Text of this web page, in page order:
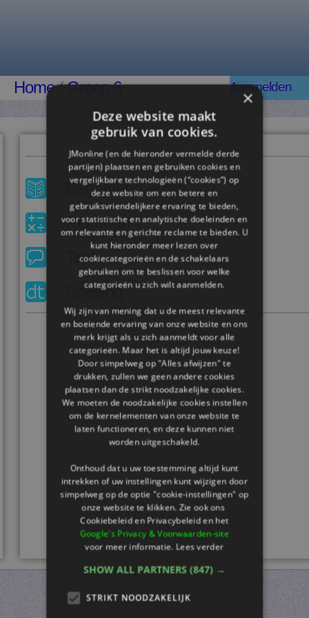
Home/Groep 6 Aanmelden
Begrijpend lezen
Rekenen
Taal
Spelling
×
Deze website maakt
gebruik van cookies.
JMonline (en de hieronder vermelde derde
partijen) plaatsen en gebruiken cookies en
vergelijkbare technologieën (“cookies”) op
deze website om een ​​betere en
gebruiksvriendelijkere ervaring te bieden,
voor statistische en analytische doeleinden en
om relevante en gerichte reclame te bieden. U
kunt hieronder meer lezen over
cookiecategorieën en de schakelaars
gebruiken om te beslissen voor welke
categorieën u zich wilt aanmelden.
Wij zijn van mening dat u de meest relevante
en boeiende ervaring van onze website en ons
merk krijgt als u zich aanmeldt voor alle
categorieën. Maar het is altijd jouw keuze!
Door simpelweg op "Alles afwijzen" te
drukken, zullen we geen andere cookies
plaatsen dan de strikt noodzakelijke cookies.
We moeten de noodzakelijke cookies instellen
om de kernelementen van onze website te
laten functioneren, en deze kunnen niet
worden uitgeschakeld.
Onthoud dat u uw toestemming altijd kunt
intrekken of uw instellingen kunt wijzigen door
simpelweg op de optie "cookie-instellingen" op
onze website te klikken. Zie ook ons ​​
Cookiebeleid en Privacybeleid en het
Google's Privacy & Voorwaarden-site
voor meer informatie.Lees verder
SHOW ALL PARTNERS (847) →
STRIKT NOODZAKELIJK